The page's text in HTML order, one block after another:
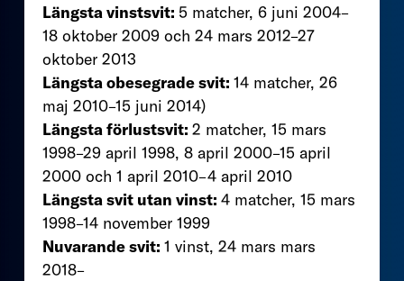
Längsta vinstsvit: 5 matcher, 6 juni 2004–
18 oktober 2009 och 24 mars 2012–27
oktober 2013
Längsta obesegrade svit: 14 matcher, 26
maj 2010–15 juni 2014)
Längsta förlustsvit: 2 matcher, 15 mars
1998–29 april 1998, 8 april 2000–15 april
2000 och 1 april 2010–4 april 2010
Längsta svit utan vinst: 4 matcher, 15 mars
1998–14 november 1999
Nuvarande svit: 1 vinst, 24 mars mars
2018–